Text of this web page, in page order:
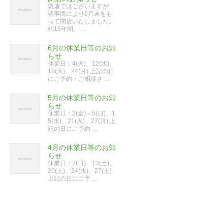
急遽ではございますが、
諸事情により6月末をも
って閉店いたしました。
約15年間、 …
6月の休業日等のお知
らせ
休業日：4(火)、12(水)、
18(火)、24(月) 上記の日
にご予約・ご相談さ …
5月の休業日等のお知
らせ
休業日：3(金)～5(日)、1
5(水)、21(火)、27(月) 上
記の日にご予約 …
4月の休業日等のお知
らせ
休業日：7(日)、13(土)、
20(土)、24(水)、27(土)
上記の日にご予 …